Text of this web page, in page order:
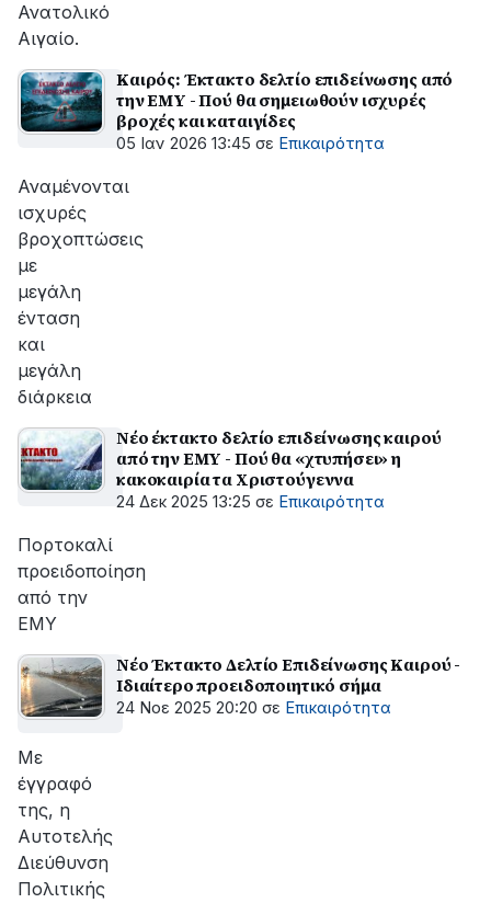
Ανατολικό
Αιγαίο.
Καιρός: Έκτακτο δελτίο επιδείνωσης από
την ΕΜΥ - Πού θα σημειωθούν ισχυρές
βροχές και καταιγίδες
05 Ιαν 2026 13:45 σε Επικαιρότητα
Αναμένονται
ισχυρές
βροχοπτώσεις
με
μεγάλη
ένταση
και
μεγάλη
διάρκεια
Νέο έκτακτο δελτίο επιδείνωσης καιρού
από την ΕΜΥ - Πού θα «χτυπήσει» η
κακοκαιρία τα Χριστούγεννα
24 Δεκ 2025 13:25 σε Επικαιρότητα
Πορτοκαλί
προειδοποίηση
από την
ΕΜΥ
Νέο Έκτακτο Δελτίο Επιδείνωσης Καιρού -
Ιδιαίτερο προειδοποιητικό σήμα
24 Νοε 2025 20:20 σε Επικαιρότητα
Με
έγγραφό
της, η
Αυτοτελής
Διεύθυνση
Πολιτικής